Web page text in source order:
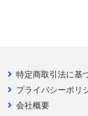
特定商取引法に基
プライバシーポリ
会社概要